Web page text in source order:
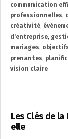
communication
professionnelles,
créativité,
d'entreprise,
mariages,
prenantes,
vision claire
Les Clés de
elle